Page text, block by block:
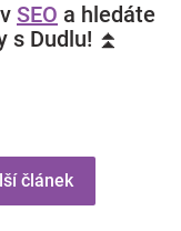
SEO a hledáte
s Dudlu! ⏫
článek